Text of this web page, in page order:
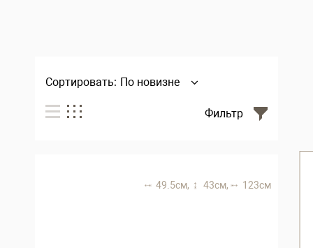
Сортировать: По новизне
Фильтр
49.5 см, 43 см, 123 см